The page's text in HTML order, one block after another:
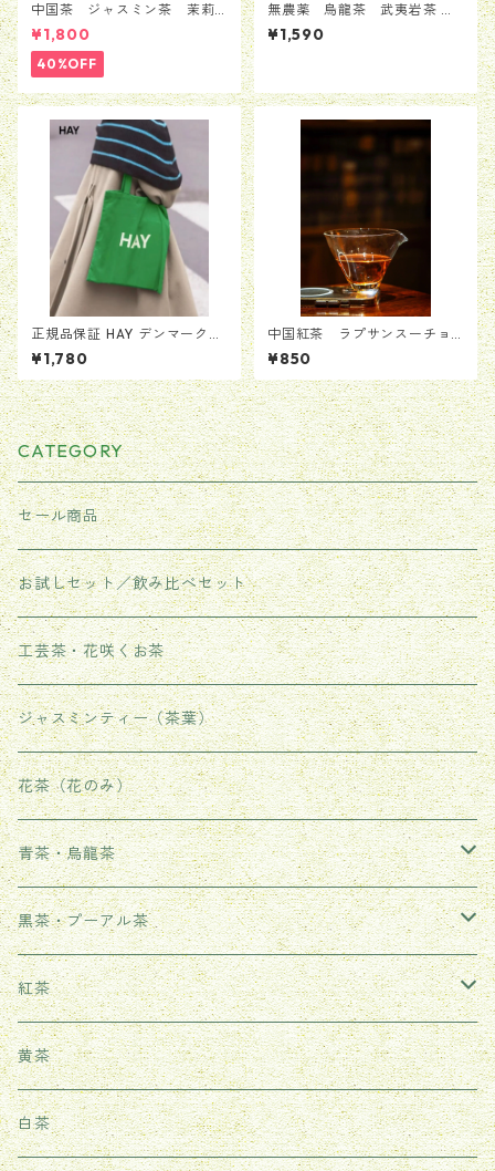
中国茶 ジャスミン茶 茉莉
花茶 銀毫インハオウ 100ｇ
¥1,800
40%OFF
無農薬 烏龍茶 武夷岩茶 燕
子窠肉桂（生態茶園/ 自然豊か
な茶園で育った岩茶）25g
¥1,590
正規品保証 HAY デンマーク
トートバッグ 緑 グリー
ン カバン バッグ BAG
ヘイ かばん 送料無料 当日
翌日配送 男女兼用
¥1,780
中国紅茶 ラプサンスーチョ
ン 正山小種 花の香り ５g
(1〜2回分)
¥850
CATEGORY
セール商品
お試しセット／飲み比べセット
工芸茶・花咲くお茶
ジャスミンティー（茶葉）
花茶（花のみ）
青茶・烏龍茶
武夷岩茶
鳳凰単叢
鉄観音
台湾ウーロン茶
黒茶・プーアル茶
生茶
熟茶
紅茶
武夷紅茶
雲南紅茶
黄茶
白茶